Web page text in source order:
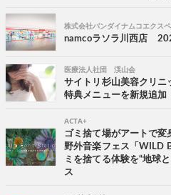
株式会社バンダイナムコエクス
namcoラソラ川西店
医療法人社団 渓山会
サイトリ杉山美容クリニ
特典メニューを新規追加
ACTA+
ゴミ捨て場がアートで変
野外音楽フェス「WILD
ミを捨てる体験を“地球
ス